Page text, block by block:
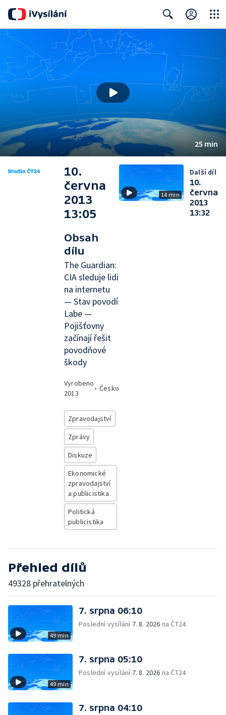
25 min
10.
června
2013
13:05
Obsah
dílu
The Guardian:
CIA sleduje lidi
na internetu
— Stav povodí
Labe —
Pojišťovny
začínají řešit
povodňové
škody
Vyrobeno
2013
• Česko
Zpravodajství
Zprávy
Diskuze
Ekonomické
zpravodajství
a publicistika
Politická
publicistika
14 min
Další díl
10.
června
2013
13:32
Přehled dílů
49328 přehratelných
49 min
7. srpna 06:10
Poslední vysílání 7. 8. 2026 na ČT24
49 min
7. srpna 05:10
Poslední vysílání 7. 8. 2026 na ČT24
7. srpna 04:10